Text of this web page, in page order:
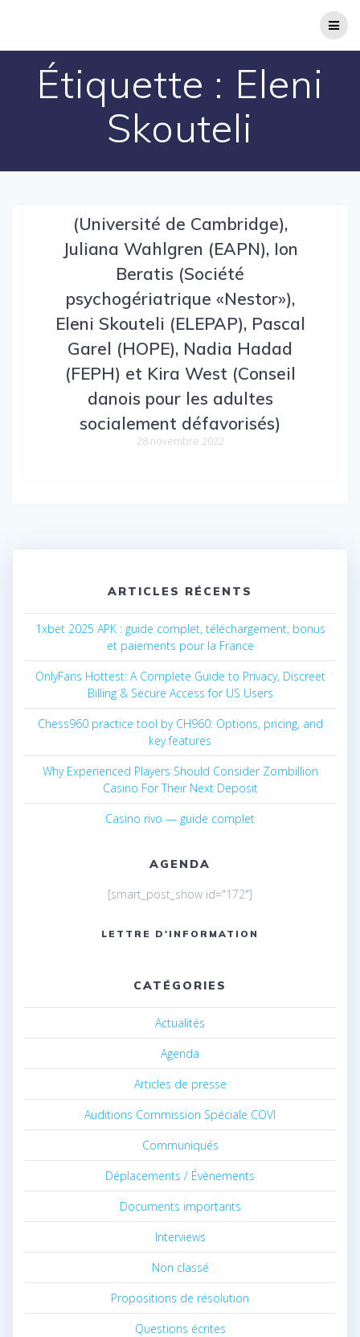
Étiquette : Eleni
Skouteli
(Université de Cambridge),
Juliana Wahlgren (EAPN), Ion
Beratis (Société
psychogériatrique «Nestor»),
Eleni Skouteli (ELEPAP), Pascal
Garel (HOPE), Nadia Hadad
(FEPH) et Kira West (Conseil
danois pour les adultes
socialement défavorisés)
28 novembre 2022
ARTICLES RÉCENTS
1xbet 2025 APK : guide complet, téléchargement, bonus
et paiements pour la France
OnlyFans Hottest: A Complete Guide to Privacy, Discreet
Billing & Secure Access for US Users
Chess960 practice tool by CH960: Options, pricing, and
key features
Why Experienced Players Should Consider Zombillion
Casino For Their Next Deposit
Casino rivo — guide complet
AGENDA
[smart_post_show id="172"]
LETTRE D'INFORMATION
CATÉGORIES
Actualités
Agenda
Articles de presse
Auditions Commission Spéciale COVI
Communiqués
Déplacements / Évènements
Documents importants
Interviews
Non classé
Propositions de résolution
Questions écrites